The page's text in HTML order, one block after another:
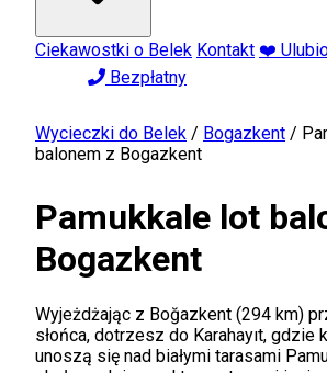
Ciekawostki o Belek Kontakt ❤️
Bezpłatny
Wycieczki do Belek / Bogazkent /
balonem z Bogazkent
Pamukkale lot
Bogazkent
Wyjeżdżając z Boğazkent (294 km)
słońca, dotrzesz do Karahayıt, gdzie
unoszą się nad białymi tarasami